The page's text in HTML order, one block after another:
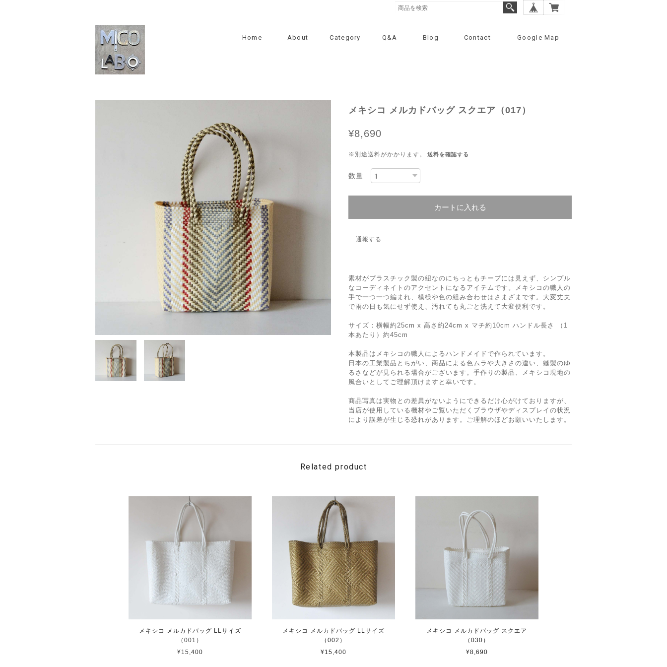
Home About Category Q&A Blog Contact Google Map
メキシコ メルカドバッグ スクエア（017）
¥8,690
※別途送料がかかります。 送料を確認する
数量
カートに入れる
通報する
素材がプラスチック製の紐なのにちっともチープには見えず、シンプル
なコーディネイトのアクセントになるアイテムです。メキシコの職人の
手で一つ一つ編まれ、模様や色の組み合わせはさまざまです。大変丈夫
で雨の日も気にせず使え、汚れても丸ごと洗えて大変便利です。
サイズ：横幅約25cm x 高さ約24cm x マチ約10cm ハンドル長さ （1
本あたり）約45cm
本製品はメキシコの職人によるハンドメイドで作られています。
日本の工業製品とちがい、商品による色ムラや大きさの違い、縫製のゆ
るさなどが見られる場合がございます。手作りの製品、メキシコ現地の
風合いとしてご理解頂けますと幸いです。
商品写真は実物との差異がないようにできるだけ心がけておりますが、
当店が使用している機材やご覧いただくブラウザやディスプレイの状況
により誤差が生じる恐れがあります。ご理解のほどお願いいたします。
Related product
メキシコ メルカドバッグ LLサイズ
（001）
¥15,400
メキシコ メルカドバッグ LLサイズ
（002）
¥15,400
メキシコ メルカドバッグ スクエア
（030）
¥8,690